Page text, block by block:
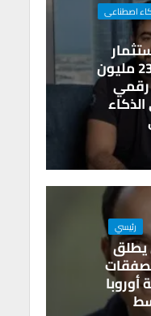
اصطناعى
استراتيجي بقيمة 230 مليون
رقمي
رئيسي